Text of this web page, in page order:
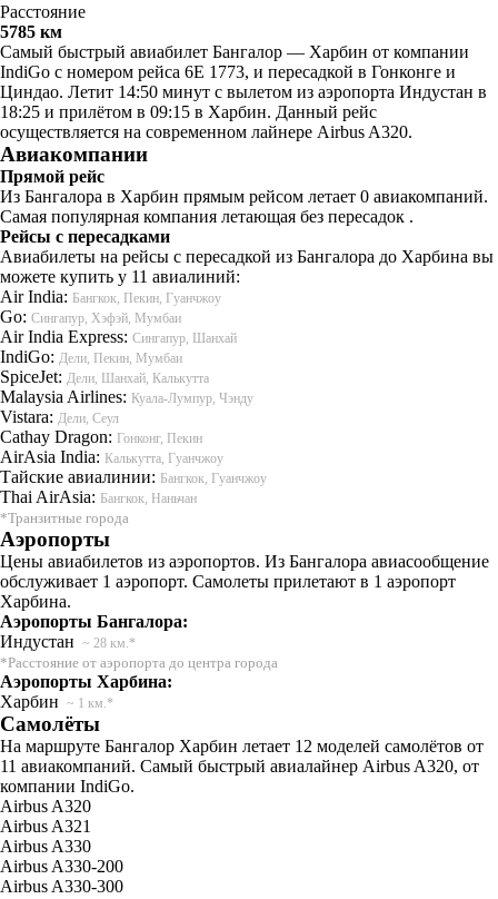
Расстояние
5785 км
Самый быстрый авиабилет Бангалор — Харбин от компании
IndiGo с номером рейса 6E 1773, и пересадкой в Гонконге и
Циндао. Летит 14:50 минут с вылетом из аэропорта Индустан в
18:25 и прилётом в 09:15 в Харбин. Данный рейс
осуществляется на современном лайнере Airbus A320.
Авиакомпании
Прямой рейс
Из Бангалора в Харбин прямым рейсом летает 0 авиакомпаний.
Самая популярная компания летающая без пересадок .
Рейсы с пересадками
Авиабилеты на рейсы с пересадкой из Бангалора до Харбина вы
можете купить у 11 авиалиний:
Air India: Бангкок, Пекин, Гуанчжоу
Go: Сингапур, Хэфэй, Мумбаи
Air India Express: Сингапур, Шанхай
IndiGo: Дели, Пекин, Мумбаи
SpiceJet: Дели, Шанхай, Калькутта
Malaysia Airlines: Куала-Лумпур, Чэнду
Vistara: Дели, Сеул
Cathay Dragon: Гонконг, Пекин
AirAsia India: Калькутта, Гуанчжоу
Тайские авиалинии: Бангкок, Гуанчжоу
Thai AirAsia: Бангкок, Наньчан
*Транзитные города
Аэропорты
Цены авиабилетов из аэропортов. Из Бангалора авиасообщение
обслуживает 1 аэропорт. Самолеты прилетают в 1 аэропорт
Харбина.
Аэропорты Бангалора:
Индустан ~ 28 км.*
*Расстояние от аэропорта до центра города
Аэропорты Харбина:
Харбин ~ 1 км.*
Самолёты
На маршруте Бангалор Харбин летает 12 моделей самолётов от
11 авиакомпаний. Самый быстрый авиалайнер Airbus A320, от
компании IndiGo.
Airbus A320
Airbus A321
Airbus A330
Airbus A330-200
Airbus A330-300